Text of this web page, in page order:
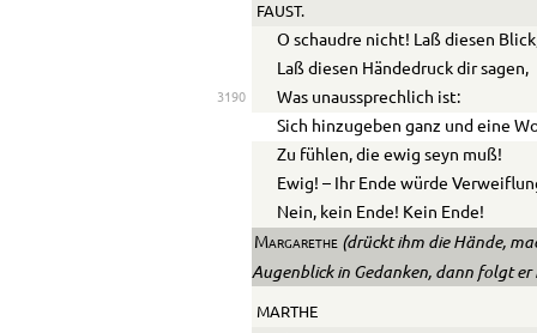
FAUST.
O schaudre nicht! Laß diesen
Laß diesen Händedruck dir sagen,
3190
Was unaussprechlich ist:
Sich hinzugeben ganz und eine
Zu fühlen, die ewig seyn muß!
Ewig! – Ihr Ende würde
Nein, kein Ende! Kein Ende!
Margarethe (drückt ihm die Hände,
Augenblick in Gedanken, dann folgt er
MARTHE